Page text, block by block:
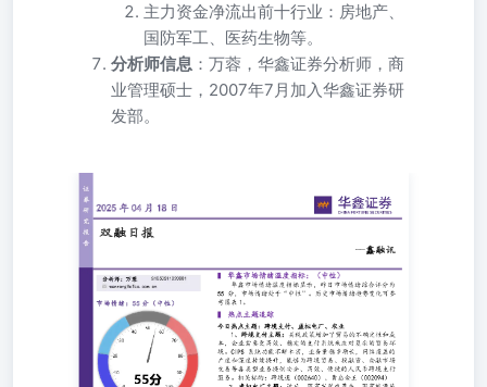
主力资金净流出前十行业：房地产、
国防军工、医药生物等。
分析师信息 ：万蓉，华鑫证券分析师，商
业管理硕士，2007年7月加入华鑫证券研
发部。
双融日报 --鑫融讯 ▌华鑫市场情绪温度指标：（中性） 分
析师：万蓉S1050511020001wanrong@cfsc.com.cn 华鑫市场
情绪温度指标显示，昨日市场情绪综合评分为55分，市场情
绪处于“中性”。历史市场情绪趋势变化可参考图表1。 ▌热
点主题追踪 今日热点主题：跨境支付、虚拟电厂、农业1、
跨境支付主题：关税政策增加了贸易的不确定性和成 本，
企业需要更高效、稳定的支付系统来应对复杂的贸易环境。
CIPS系统功能不断丰富，业务量稳步增长，网络覆盖的广
度和深度持续提升，能够为跨境贸易、投融资、金融市场交